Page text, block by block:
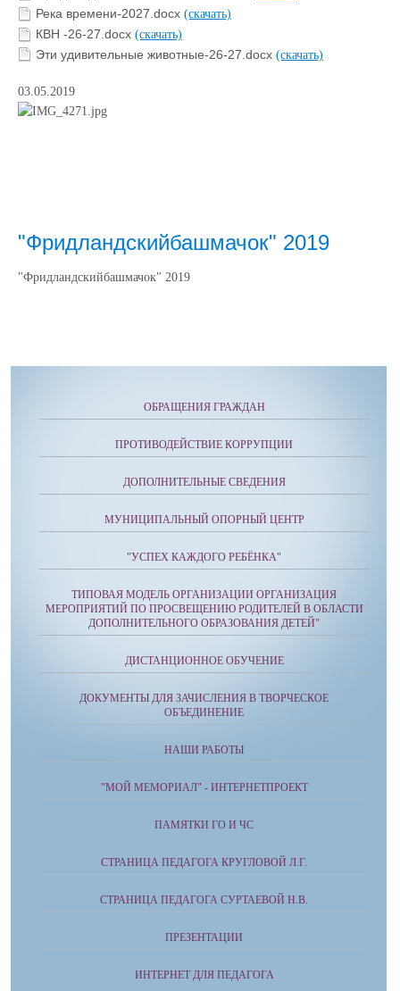
Река времени-2027.docx (скачать)
КВН -26-27.docx (скачать)
Эти удивительные животные-26-27.docx (скачать)
03.05.2019
"Фридландскийбашмачок" 2019
"Фридландскийбашмачок" 2019
ОБРАЩЕНИЯ ГРАЖДАН
ПРОТИВОДЕЙСТВИЕ КОРРУПЦИИ
ДОПОЛНИТЕЛЬНЫЕ СВЕДЕНИЯ
МУНИЦИПАЛЬНЫЙ ОПОРНЫЙ ЦЕНТР
"УСПЕХ КАЖДОГО РЕБЁНКА"
ТИПОВАЯ МОДЕЛЬ ОРГАНИЗАЦИИ ОРГАНИЗАЦИЯ
МЕРОПРИЯТИЙ ПО ПРОСВЕЩЕНИЮ РОДИТЕЛЕЙ В ОБЛАСТИ
ДОПОЛНИТЕЛЬНОГО ОБРАЗОВАНИЯ ДЕТЕЙ"
ДИСТАНЦИОННОЕ ОБУЧЕНИЕ
ДОКУМЕНТЫ ДЛЯ ЗАЧИСЛЕНИЯ В ТВОРЧЕСКОЕ
ОБЪЕДИНЕНИЕ
НАШИ РАБОТЫ
"МОЙ МЕМОРИАЛ" - ИНТЕРНЕТПРОЕКТ
ПАМЯТКИ ГО И ЧС
СТРАНИЦА ПЕДАГОГА КРУГЛОВОЙ Л.Г.
СТРАНИЦА ПЕДАГОГА СУРТАЕВОЙ Н.В.
ПРЕЗЕНТАЦИИ
ИНТЕРНЕТ ДЛЯ ПЕДАГОГА